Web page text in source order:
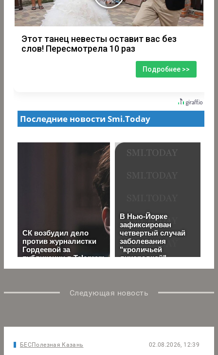
Этот танец невесты оставит вас без
слов! Пересмотрела 10 раз
Подробнее >>
Следующая новость
БЕСПолезная Казань 02.08.2026, 12:39